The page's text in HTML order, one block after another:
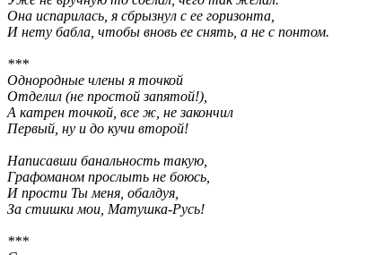
Она испарилась, я сбрызнул с ее горизонта,
И нету бабла, чтобы вновь ее снять, а не с понтом.
***
Однородные члены я точкой
Отделил (не простой запятой!),
А катрен точкой, все ж, не закончил
Первый, ну и до кучи второй!
Написавши банальность такую,
Графоманом прослыть не боюсь,
И прости Ты меня, обалдуя,
За стишки мои, Матушка-Русь!
***